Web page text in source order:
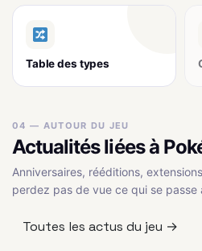
Table des types
04 — AUTOUR DU JEU
Actualités liées à
Anniversaires, rééditions,
perdez pas de vue ce qui se passe
Toutes les actus du jeu →